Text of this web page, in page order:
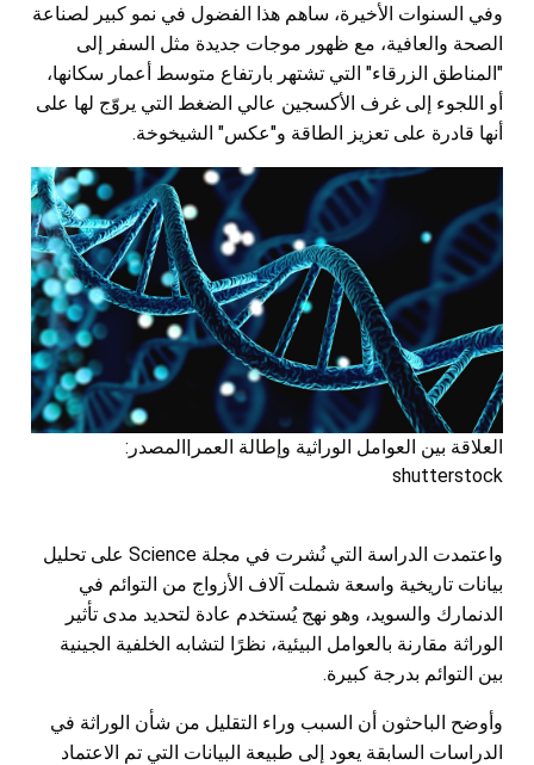
وفي السنوات الأخيرة، ساهم هذا الفضول في نمو كبير لصناعة
الصحة والعافية، مع ظهور موجات جديدة مثل السفر إلى
"المناطق الزرقاء" التي تشتهر بارتفاع متوسط أعمار سكانها،
أو اللجوء إلى غرف الأكسجين عالي الضغط التي يروّج لها على
أنها قادرة على تعزيز الطاقة و"عكس" الشيخوخة.
العلاقة بين العوامل الوراثية وإطالة العمر|المصدر:
shutterstock
واعتمدت الدراسة التي نُشرت في مجلة Science على تحليل
بيانات تاريخية واسعة شملت آلاف الأزواج من التوائم في
الدنمارك والسويد، وهو نهج يُستخدم عادة لتحديد مدى تأثير
الوراثة مقارنة بالعوامل البيئية، نظرًا لتشابه الخلفية الجينية
بين التوائم بدرجة كبيرة.
وأوضح الباحثون أن السبب وراء التقليل من شأن الوراثة في
الدراسات السابقة يعود إلى طبيعة البيانات التي تم الاعتماد